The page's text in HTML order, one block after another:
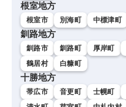
根室地方
根室市 別海町 中標津町
釧路地方
釧路市 釧路町 厚岸町
鶴居村
白糠町
十勝地方
帯広市 音更町 士幌町